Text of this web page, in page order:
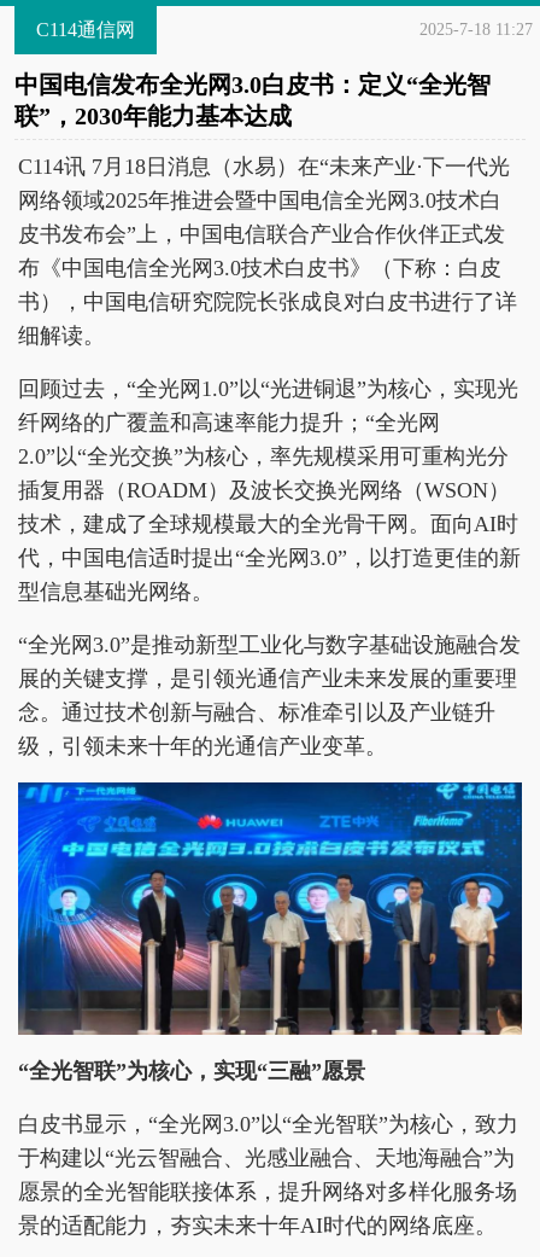
C114通信网 2025-7-18 11:27
中国电信发布全光网3.0白皮书：定义“全光智
联”，2030年能力基本达成
C114讯 7月18日消息（水易）在“未来产业·下一代光
网络领域2025年推进会暨中国电信全光网3.0技术白
皮书发布会”上，中国电信联合产业合作伙伴正式发
布《中国电信全光网3.0技术白皮书》（下称：白皮
书），中国电信研究院院长张成良对白皮书进行了详
细解读。
回顾过去，“全光网1.0”以“光进铜退”为核心，实现光
纤网络的广覆盖和高速率能力提升；“全光网
2.0”以“全光交换”为核心，率先规模采用可重构光分
插复用器（ROADM）及波长交换光网络（WSON）
技术，建成了全球规模最大的全光骨干网。面向AI时
代，中国电信适时提出“全光网3.0”，以打造更佳的新
型信息基础光网络。
“全光网3.0”是推动新型工业化与数字基础设施融合发
展的关键支撑，是引领光通信产业未来发展的重要理
念。通过技术创新与融合、标准牵引以及产业链升
级，引领未来十年的光通信产业变革。
“全光智联”为核心， 实现“三融”愿景
白皮书显示，“全光网3.0”以“全光智联”为核心，致力
于构建以“光云智融合、光感业融合、天地海融合”为
愿景的全光智能联接体系，提升网络对多样化服务场
景的适配能力，夯实未来十年AI时代的网络底座。